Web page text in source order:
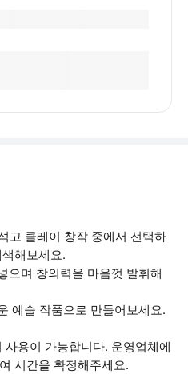
고 클레이 창작 중에서 선택하
해보세요.
으며 창의력을 마음껏 발휘해
예술 작품으로 만들어보세요.
용이 가능합니다. 운영업체에
시간을 확정해주세요.